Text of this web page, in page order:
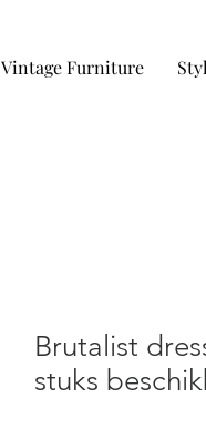
Vintage Furniture
Brutalist
stuks